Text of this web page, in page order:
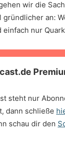
wir die
gründlicher an:
nur
steht nur
dann schließe
schau dir den